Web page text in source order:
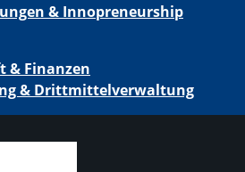
& Innopreneurship
& Finanzen
& Drittmittelverwaltung